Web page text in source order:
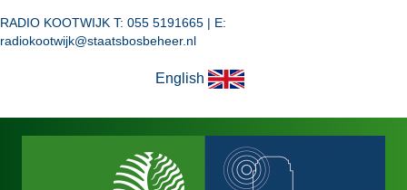
RADIO KOOTWIJK T: 055 5191665 | E:
radiokootwijk@staatsbosbeheer.nl
English